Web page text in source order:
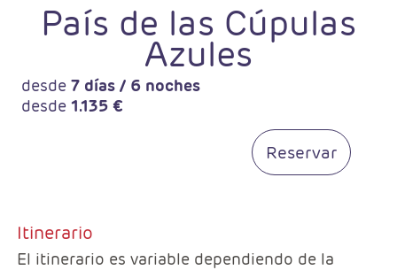
País de las Cúpulas
Azules
desde 7 días / 6 noches
desde 1.135 €
Reservar
Itinerario
El itinerario es variable dependiendo de la